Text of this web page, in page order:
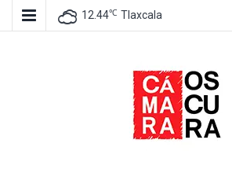
12.44℃ Tlaxcala